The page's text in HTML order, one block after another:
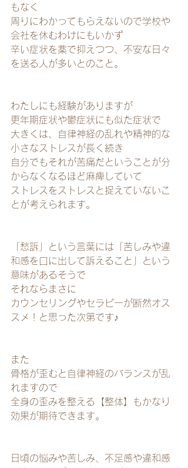
もなく
周りにわかってもらえないので学校や
会社を休むわけにもいかず
辛い症状を薬で抑えつつ、不安な日々
を送る人が多いとのこと。
わたしにも経験がありますが
更年期症状や鬱症状にも似た症状で
大きくは、自律神経の乱れや精神的な
小さなストレスが長く続き
自分でもそれが苦痛だということが分
からなくなるほど麻痺していて
ストレスをストレスと捉えていないこ
とが考えられます。
「愁訴」という言葉には「苦しみや違
和感を口に出して訴えること」という
意味があるそうで
それならまさに
カウンセリングやセラピーが断然オス
スメ！と思った次第です♪
また
骨格が歪むと自律神経のバランスが乱
れますので
全身の歪みを整える【整体】もかなり
効果が期待できます。
日頃の悩みや苦しみ、不足感や違和感